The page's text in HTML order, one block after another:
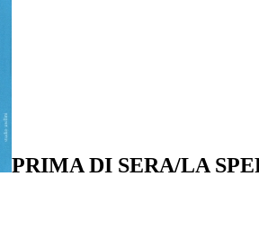
PRIMA DI SERA/LA